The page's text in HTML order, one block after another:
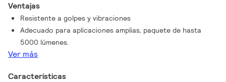
Ventajas
Resistente a golpes y vibraciones
Adecuado para aplicaciones amplias, paquete de hasta
5000 lúmenes.
Ver más
Características